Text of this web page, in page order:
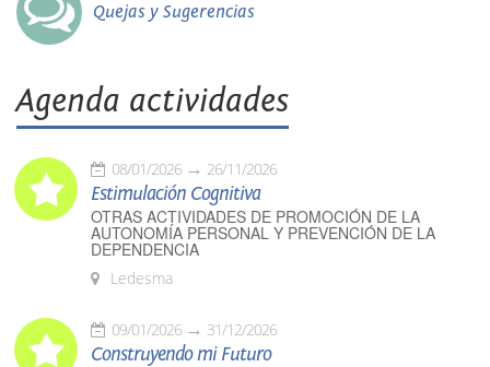
Quejas y Sugerencias
Agenda actividades
08/01/2026 26/11/2026
Estimulación Cognitiva
OTRAS ACTIVIDADES DE PROMOCIÓN DE LA
AUTONOMÍA PERSONAL Y PREVENCIÓN DE LA
DEPENDENCIA
Ledesma
09/01/2026 31/12/2026
Construyendo mi Futuro